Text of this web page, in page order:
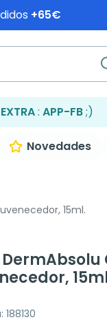
+65€
: APP-FB;)
Novedades
15ml.